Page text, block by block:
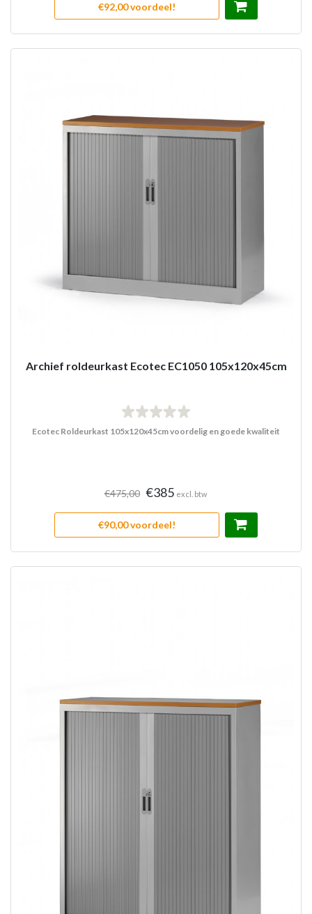
€92,00 voordeel!
Archief roldeurkast Ecotec EC1050 105x120x45cm
Ecotec Roldeurkast 105x120x45cm voordelig en goede kwaliteit
€475,00 €385 excl. btw
€90,00 voordeel!